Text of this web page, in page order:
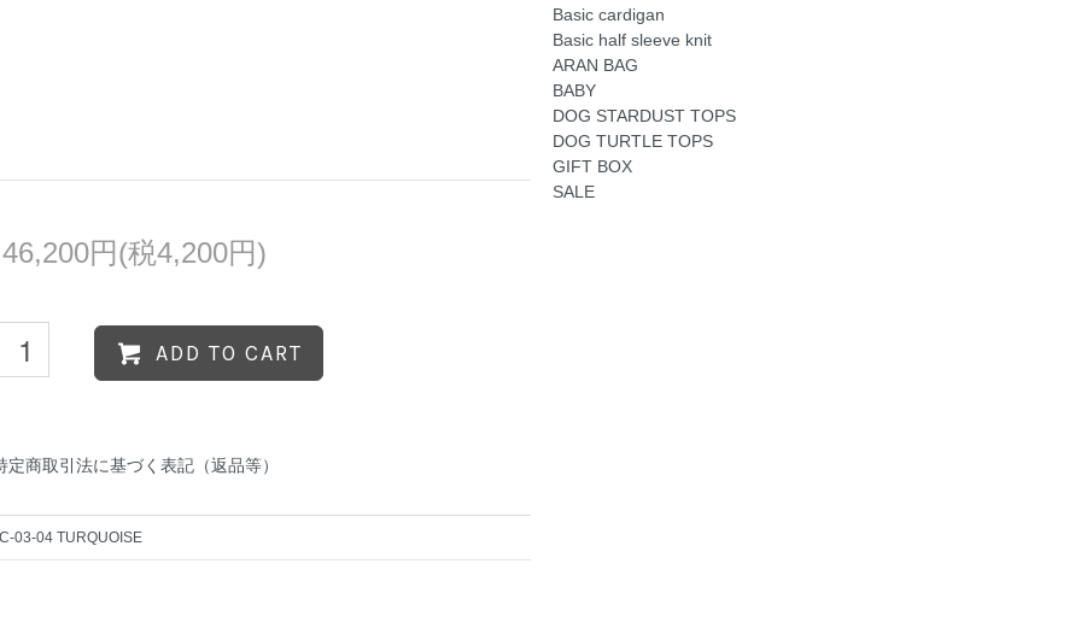
46,200円(税4,200円)
ADD TO CART
定商取引法に基づく表記（返品等）
03-04 TURQUOISE
Basic cardigan
Basic half sleeve knit
ARAN BAG
BABY
DOG STARDUST TOPS
DOG TURTLE TOPS
GIFT BOX
SALE